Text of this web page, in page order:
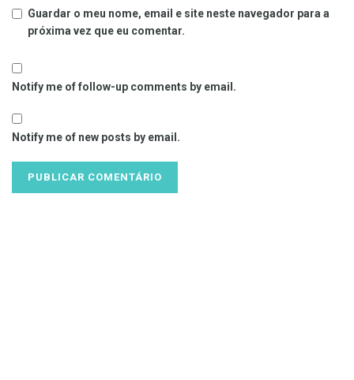
Guardar o meu nome, email e site neste navegador para a
próxima vez que eu comentar.
Notify me of follow-up comments by email.
Notify me of new posts by email.